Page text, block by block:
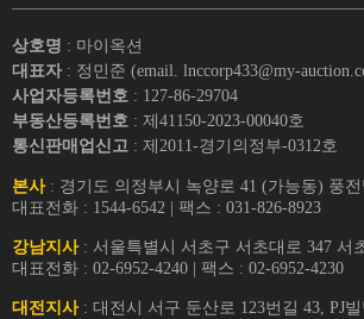
상호명 : 마이옥션
대표자 : 정민준 (email. lnccorp433@my-
사업자등록번호 : 127-86-29704
부동산등록번호 : 제41150-2023-00040호
통신판매업신고 : 제2011-경기의정부-0312호
본사: 경기도 의정부시 녹양로 41 (가능동) 풍전
대표전화 : 1544-6542 | 팩스 : 031-826-8923
강남지사: 서울특별시 서초구 서초대로 347 서
대표전화 : 02-6952-4240 | 팩스 : 02-6952-4230
대전지사: 대전시 서구 둔산로 123번길 43, PJ빌